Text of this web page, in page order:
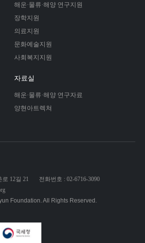
해운·물류·해양 연구지원
장학지원
의료지원
문화예술지원
사회복지지원
자료실
해운·물류·해양 연구자료
양현아트렉쳐
12길 21
전화번호 : 02-6716-3090
Foundation. All Rights Reserved.